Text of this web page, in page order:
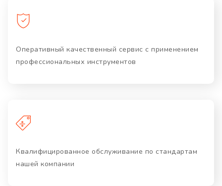
Оперативный качественный сервис с применением
профессиональных инструментов
Квалифицированное обслуживание по стандартам
нашей компании